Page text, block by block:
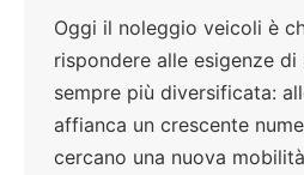
Oggi il noleggio veicoli è
rispondere alle esigenze di
sempre più diversificata:
affianca un crescente
cercano una nuova